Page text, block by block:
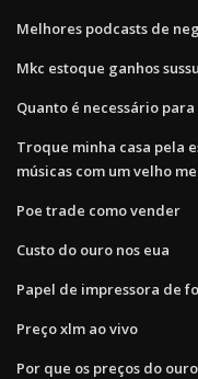
Melhores podcasts de
Mkc estoque ganhos
Quanto é necessário
Troque minha casa pela
músicas com um velho
Poe trade como vender
Custo do ouro nos eua
Papel de impressora de
Preço xlm ao vivo
Por que os preços do